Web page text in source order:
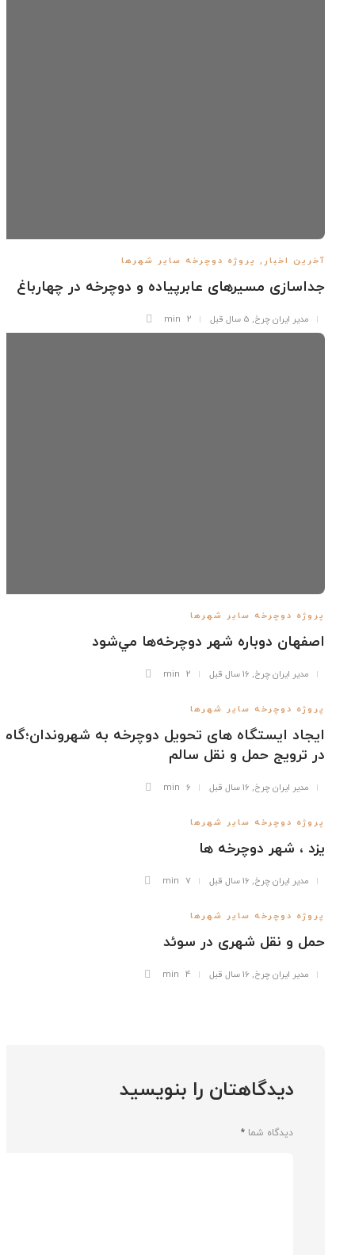
اخبار ,پروژه دوچرخه سایر شهرها
مسیرهای عابرپیاده و دوچرخه در چهارباغ
مدیر ایران چرخ, 5 سال قبل 2 min
دوچرخه سایر شهرها
دوباره شهر دوچرخه‌ها مي‌شود
مدیر ایران چرخ, 16 سال قبل 2 min
دوچرخه سایر شهرها
ایستگاه های تحویل دوچرخه به شهروندان؛گامی موثر
ترویج حمل و نقل سالم
مدیر ایران چرخ, 16 سال قبل 6 min
دوچرخه سایر شهرها
، شهر دوچرخه ها
مدیر ایران چرخ, 16 سال قبل 7 min
دوچرخه سایر شهرها
و نقل شهری در سوئد
مدیر ایران چرخ, 16 سال قبل 4 min
دیدگاهتان را بنویسید
دیدگاه شما*